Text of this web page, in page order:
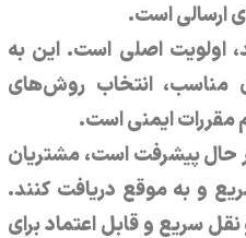
ارسالی است.
اولویت اصلی است. این به
مناسب، انتخاب روش‌های
مقررات ایمنی است.
حال پیشرفت است، مشتریان
و به موقع دریافت کنند.
سریع و قابل اعتماد برای